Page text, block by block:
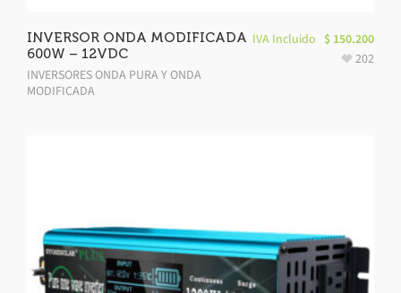
INVERSOR ONDA MODIFICADA
600W – 12VDC
INVERSORES ONDA PURA Y ONDA
MODIFICADA
IVA Incluido $ 150.200
202